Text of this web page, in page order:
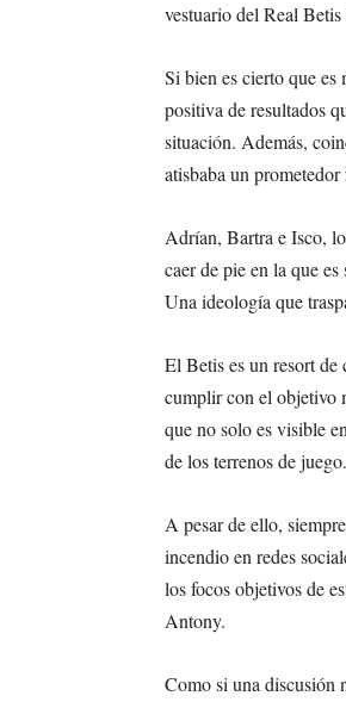
vestuario del Real
Si bien es cierto que
positiva de resultados
situación. Además,
atisbaba un
Adrían, Bartra e Isco,
caer de pie en la que
Una ideología que
El Betis es un resort de
cumplir con el objetivo
que no solo es visible
de los terrenos de juego.
A pesar de ello,
incendio en redes
los focos objetivos de
Antony.
Como si una discusión